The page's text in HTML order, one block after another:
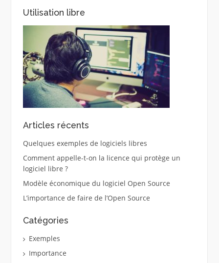
Utilisation libre
Articles récents
Quelques exemples de logiciels libres
Comment appelle-t-on la licence qui protège un
logiciel libre ?
Modèle économique du logiciel Open Source
L’importance de faire de l’Open Source
Catégories
Exemples
Importance